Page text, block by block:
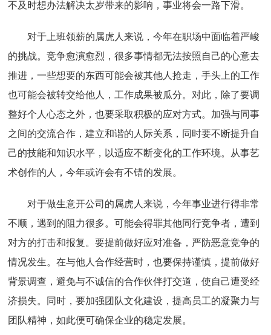
不及时想办法解决太岁带来的影响，事业将会一路下滑。
对于上班领薪的属虎人来说，今年在职场中面临着严峻
的挑战。竞争愈演愈烈，很多事情都无法按照自己的心意去
推进，一些想要的东西可能会被其他人抢走，手头上的工作
也可能会被转交给他人，工作成果被瓜分。对此，除了要调
整好个人心态之外，也要采取积极的应对方式。加强与同事
之间的交流合作，建立和谐的人际关系，同时要不断提升自
己的技能和知识水平，以适应不断变化的工作环境。从事艺
术创作的人，今年或许会有不错的发展。
对于做生意开公司的属虎人来说，今年事业进行得非常
不顺，遇到的阻力很多。可能会得罪其他同行竞争者，遭到
对方的打击和报复。要提前做好应对准备，严防恶意竞争的
情况发生。在与他人合作经营时，也要保持谨慎，提前做好
背景调查，避免与不诚信的合作伙伴打交道，使自己遭受经
济损失。同时，要加强团队文化建设，提高员工的凝聚力与
团队精神，如此便可确保企业的稳定发展。